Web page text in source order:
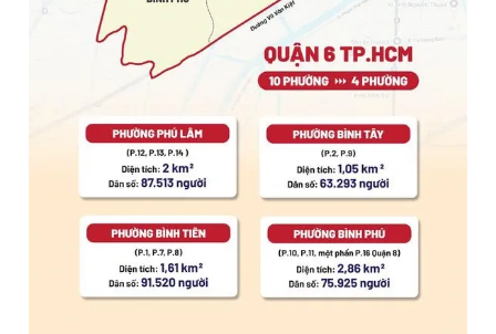
Tổng biên tập: Nguyễn Ngọc Toàn
Phó tổng biên tập thường trực: Hải Thành
Phó tổng biên tập: Lâm Hiếu Dũng
Phó tổng biên tập: Trần Việt Hưng
Giấy phép xuất bản số 110/GP - BTTTT cấp ngày 24.3.2020
© 2003-2026 Bản quyền thuộc về Báo Thanh Niên. Cấm sao
chép dưới mọi hình thức nếu không có sự chấp thuận bằng văn
bản. Phát triển bởi ePi Technologies, JSC.